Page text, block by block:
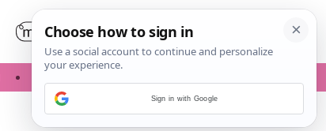
Sign in with Google